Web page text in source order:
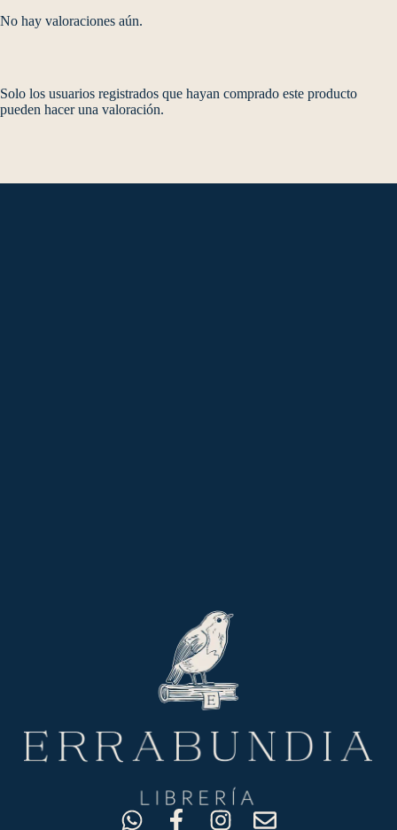
No hay valoraciones aún.
Solo los usuarios registrados que hayan comprado este producto
pueden hacer una valoración.